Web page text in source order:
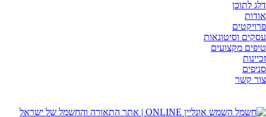
דלג לתוכן
אודות
פרויקטים
עסקים וסיטונאות
טיפים מקצועים
זכיינות
סניפים
צור קשר